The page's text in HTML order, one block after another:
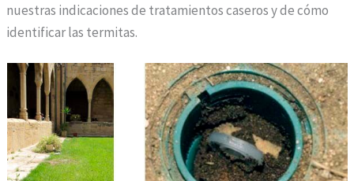
nuestras indicaciones de tratamientos caseros y de cómo
identificar las termitas.